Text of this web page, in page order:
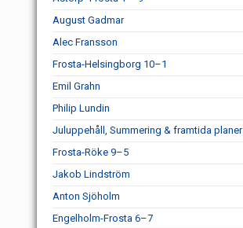
August Gadmar
Alec Fransson
Frosta-Helsingborg 10–1
Emil Grahn
Philip Lundin
Juluppehåll, Summering & framtida planer
Frosta-Röke 9–5
Jakob Lindström
Anton Sjöholm
Engelholm-Frosta 6–7